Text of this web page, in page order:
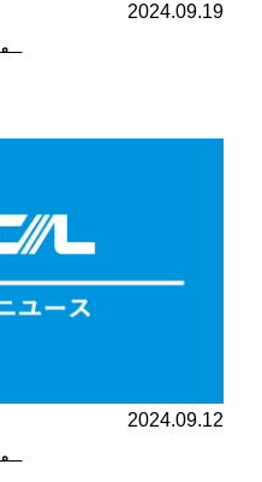
2024.09.19
2024.09.12